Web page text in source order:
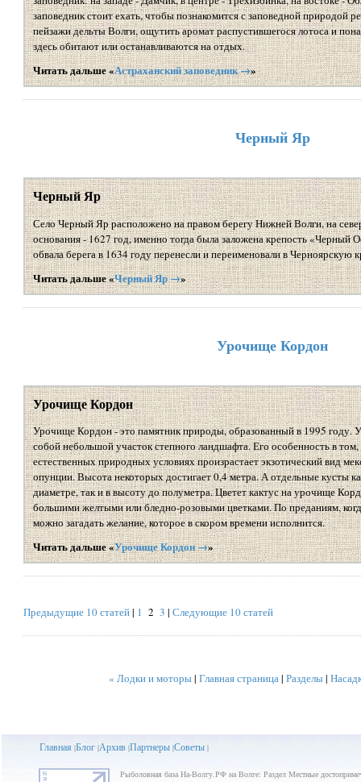
заповедник стоит ехать, чтобы познакомится с заповедной природой
пейзажи дельты Волги, ощутить аромат распустившегося лотоса и
здесь обитают или останавливаются на отдых.
Читать дальше «Астраханский заповедник →»
Черный Яр
Черный Яр
Село Черный Яр расположено на правом берегу Нижней Волги, на
основания - 1627 год, именно тогда была заложена крепость «Черный
обвала берега в 1634 году перенесли и переименовали в Черноярскую
Читать дальше «Черный Яр →»
Урочище Кордон
Урочище Кордон
Урочище Кордон - это памятник природы, образованный в 1995 году.
собой небольшой участок степного ландшафта. Его особенность в
естественных природных условиях произрастает экзотический вид
опунции. Высота некоторых достигает 0,4 метра. А отдельные кусты
диаметре, так и в высоту до полуметра. Цветет кактус на урочище
большими желтыми или бледно-розовыми цветками. По преданиям,
можно загадать желание, которое в скором времени исполнится.
Читать дальше «Урочище Кордон →»
Предыдущие 10 статей| 1 2 3 | Следующие 10 статей
« Лодки и моторы| Главная страница| Разделы|
Главная |Блог|Архив|Партнеры|Советы|
Рыболовная база На-Волгу.РФ на Волге: Раздел Местные